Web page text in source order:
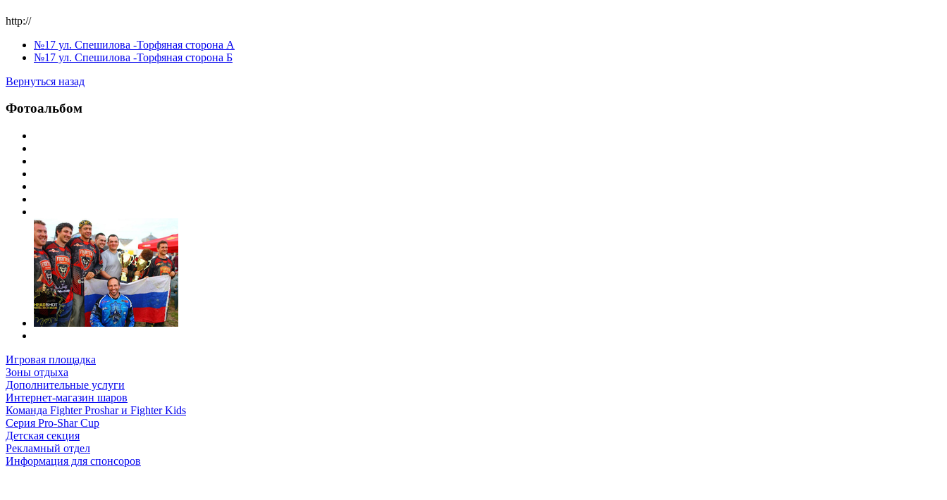
http://
№17 ул. Спешилова -Торфяная сторона А
№17 ул. Спешилова -Торфяная сторона Б
Вернуться назад
Фотоальбом
Игровая площадка
Зоны отдыха
Дополнительные услуги
Интернет-магазин шаров
Команда Fighter Proshar и Fighter Kids
Серия Pro-Shar Cup
Детская секция
Рекламный отдел
Информация для спонсоров